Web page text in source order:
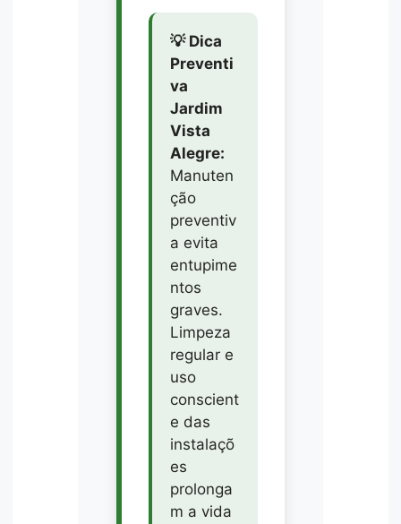
💡 Dica
Preventi
va
Jardim
Vista
Alegre:
Manuten
ção
preventiv
a evita
entupime
ntos
graves.
Limpeza
regular e
uso
conscient
e das
instalaçõ
es
prolonga
m a vida